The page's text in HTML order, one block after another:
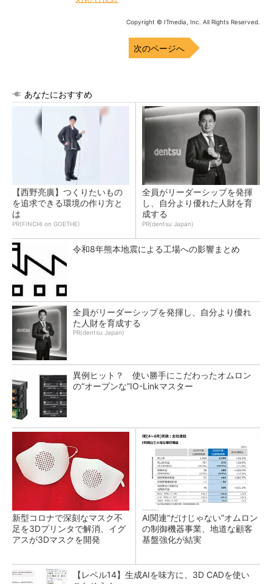
Copyright © ITmedia, Inc. All Rights Reserved.
次のページへ
あなたにおすすめ
【西野亮廣】つくりたいもの
を追求できる環境の作り方と
は
PR(FINCHI on GOETHE)
全員がリーダーシップを発揮
し、自分より優れた人財を育
成する
PR(dentsu Japan)
令和8年熊本地震による工場への影響まとめ
全員がリーダーシップを発揮し、自分より優れ
た人財を育成する
PR(dentsu Japan)
異例ヒット？ 使い勝手にこだわったオムロン
の“オープンな”IO-Linkマスター
新型コロナで深刻なマスク不
足を3Dプリンタで解消、イグ
アスが3Dマスクを開発
AI関連“だけじゃない”オムロン
の制御機器事業、地道な顧客
基盤強化が結実
【レベル14】生成AIを味方に、3D CADを使い